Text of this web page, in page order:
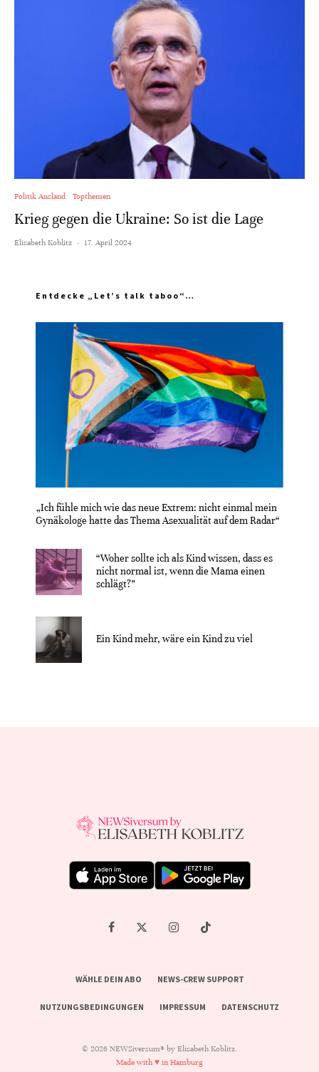
Politik Ausland Topthemen
Krieg gegen die Ukraine: So ist die Lage
Elisabeth Koblitz · 17. April 2024
Entdecke „Let’s talk taboo“…
„Ich fühle mich wie das neue Extrem: nicht einmal mein
Gynäkologe hatte das Thema Asexualität auf dem Radar“
“Woher sollte ich als Kind wissen, dass es
nicht normal ist, wenn die Mama einen
schlägt?”
Ein Kind mehr, wäre ein Kind zu viel
WÄHLE DEIN ABO NEWS-CREW SUPPORT
NUTZUNGSBEDINGUNGEN IMPRESSUM DATENSCHUTZ
© 2026 NEWSiversum® by Elisabeth Koblitz.
Made with ♥ in Hamburg